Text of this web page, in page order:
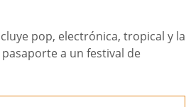
pop, electrónica, tropical y la
a un festival de